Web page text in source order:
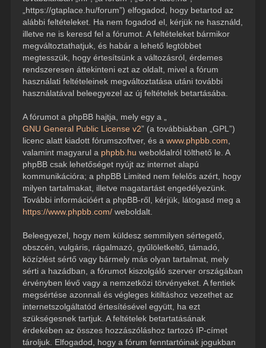
„https://gtaplace.hu/forum”) elfogadod, hogy betartod az
alábbi feltételeket. Ha nem fogadod el, kérjük ne használd,
illetve ne is keresd fel a fórumot. A feltételeket bármikor
megváltoztathatjuk, és habár a lehető legtöbbet
megtesszük, hogy értesítsünk a változásról, érdemes
rendszeresen áttekinteni ezt az oldalt, mivel a fórum
használati feltételeinek megváltoztatása utáni további
használatával beleegyezel az új feltételek betartásába.
A fórumot a phpBB hajtja, mely egy a „
GNU General Public License v2” (a továbbiakban „GPL”)
licenc alatt kiadott fórumszoftver, és a www.phpbb.com
valamint magyarul a phpbb.hu weboldalról tölthető le. A
phpBB csak lehetőséget nyújt az internet alapú
kommunikációra; a phpBB Limited nem felelős azért, hogy
milyen tartalmakat, illetve magatartást engedélyezünk.
További információért a phpBB-ről, kérjük, látogasd meg a
https://www.phpbb.com/weboldalt.
Beleegyezel, hogy nem küldesz semmilyen sértegető,
obszcén, vulgáris, rágalmazó, gyűlöletkeltő, támadó,
közízlést sértő vagy bármely más olyan tartalmat, mely
sérti a hazádban, a fórumot kiszolgáló szerver országában
érvényben lévő vagy a nemzetközi törvényeket. A fentiek
megsértése azonnali és végleges kitiltáshoz vezethet az
internetszolgáltatód értesítésével együtt, ha ezt
szükségesnek tartjuk. A feltételek betartatásának
érdekében az összes hozzászóláshoz tartozó IP-címet
tároljuk. Elfogadod, hogy a fórum fenntartóinak jogukban